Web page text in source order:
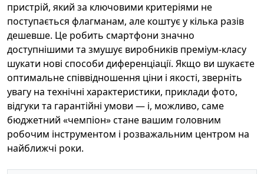
пристрій, який за ключовими критеріями не
поступається флагманам, але коштує у кілька разів
дешевше. Це робить смартфони значно
доступнішими та змушує виробників преміум‑класу
шукати нові способи диференціації. Якщо ви шукаєте
оптимальне співвідношення ціни і якості, зверніть
увагу на технічні характеристики, приклади фото,
відгуки та гарантійні умови — і, можливо, саме
бюджетний «чемпіон» стане вашим головним
робочим інструментом і розважальним центром на
найближчі роки.